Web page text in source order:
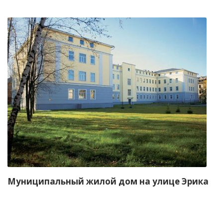
Муниципальный жилой дом на улице Эрика